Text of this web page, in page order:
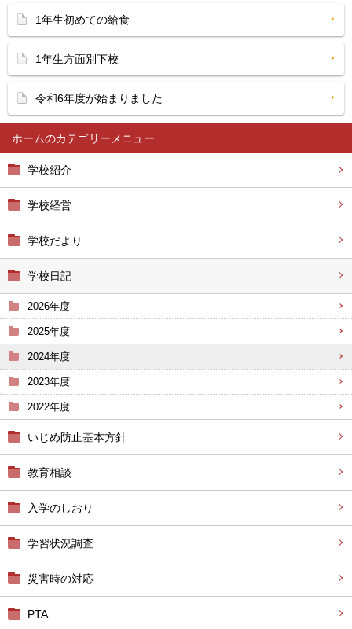
ホーム
学校紹介
学校経営
学校だより
学校日記
2026年度
2025年度
2024年度
2023年度
2022年度
いじめ防止基本方針
教育相談
入学のしおり
学習状況調査
災害時の対応
PTA
1年生初めての給食
1年生方面別下校
令和6年度が始まりました